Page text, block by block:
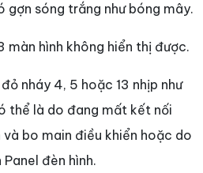
gợn sóng trắng như bóng mây.
màn hình không hiển thị được.
nháy 4, 5 hoặc 13 nhịp như
thể là do đang mất kết nối
bo main điều khiển hoặc do
đèn hình.